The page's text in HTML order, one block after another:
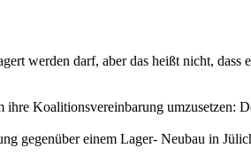
werden darf, aber das heißt nicht,
Koalitionsvereinbarung
gegenüber einem Lager- Neubau in